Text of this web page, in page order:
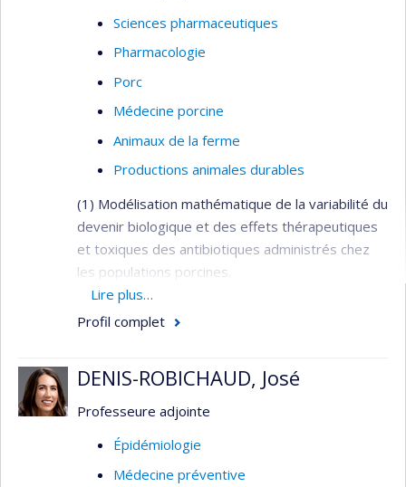
les animaux à des infections.
Sciences pharmaceutiques
Pharmacologie
Porc
Médecine porcine
Animaux de la ferme
Productions animales durables
(1) Modélisation mathématique de la variabilité du
devenir biologique et des effets thérapeutiques
et toxiques des antibiotiques administrés chez
les populations porcines.
(2) Caractérisation des déterminants
environnementaux et génétiques de la variabilité
administrés via l'aliment et l'eau de boisson lors
contenus dans les médicaments oraux et
interactions aliment-médicament chez les
Lire plus…
Profil complet
DENIS-ROBICHAUD, José
Professeure adjointe
Épidémiologie
Médecine préventive